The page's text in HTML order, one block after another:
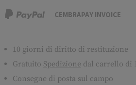
CEMBRAPAY INVOICE
10 giorni di diritto di restituzione
Gratuito Spedizione dal carrello di
Consegne di posta sul campo